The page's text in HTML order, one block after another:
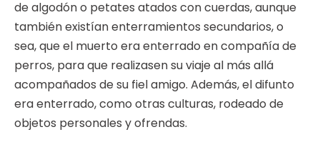
de algodón o petates atados con cuerdas, aunque
también existían enterramientos secundarios, o
sea, que el muerto era enterrado en compañía de
perros, para que realizasen su viaje al más allá
acompañados de su fiel amigo. Además, el difunto
era enterrado, como otras culturas, rodeado de
objetos personales y ofrendas.